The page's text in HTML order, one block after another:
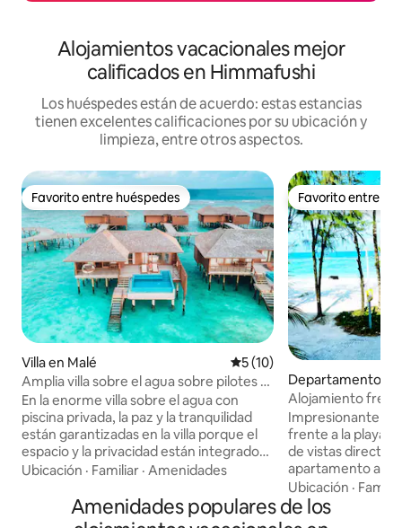
Alojamientos vacacionales mejor
calificados en Himmafushi
Los huéspedes están de acuerdo: estas estancias
tienen excelentes calificaciones por su ubicación y
limpieza, entre otros aspectos.
Favorito entre huéspedes
Favorito entre huéspedes
Villa en Malé Calificación promedio: 5 de
5 (10)
Amplia villa sobre el agua sobre pilotes -
Piscina privada
En la enorme villa sobre el agua con
piscina privada, la paz y la tranquilidad
están garantizadas en la villa porque el
espacio y la privacidad están integrados
en la esencia misma de este paraíso. >
Amplio, 190 metros cuadrados. >
Desayuno flotante una vez durante la
Ubicación · Familiar · Amenidades
Favorito entre
Favorito entre
Departamento en
Alojamiento
2 habitaciones
y totalmente
Impresionante
frente a la playa
de vistas directas
apartamento
equipado, a solo
aeropuerto.
profesionales,
Ubicación ·
Amenidades populares de los